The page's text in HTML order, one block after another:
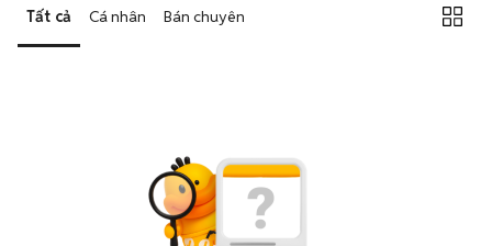
Tất cả Cá nhân Bán chuyên